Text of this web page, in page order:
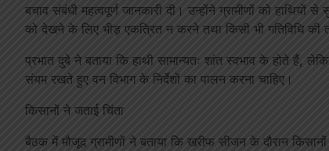
बचाव संबंधी महत्वपूर्ण जानकारी दी। उन्होंने ग्रामीणों को
को देखने के लिए भीड़ एकत्रित न करने तथा किसी भी गतिविधि की
प्रभात दुबे ने बताया कि हाथी सामान्यतः शांत स्वभाव के होते हैं,
संयम रखते हुए वन विभाग के निर्देशों का पालन करना चाहिए।
किसानों ने जताई चिंता
बैठक में मौजूद ग्रामीणों ने बताया कि खरीफ सीजन के दौरान